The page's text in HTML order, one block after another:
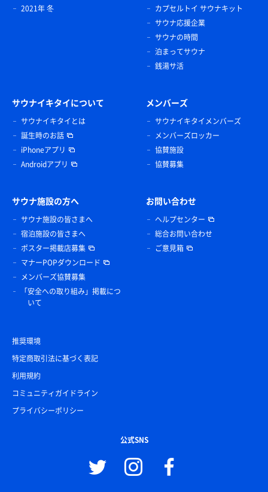
2021年 冬
カプセルトイ サウナキット
サウナ応援企業
サウナの時間
泊まってサウナ
銭湯サ活
サウナイキタイについて
サウナイキタイとは
誕生時のお話
iPhoneアプリ
Androidアプリ
メンバーズ
サウナイキタイメンバーズ
メンバーズロッカー
協賛施設
協賛募集
サウナ施設の方へ
サウナ施設の皆さまへ
宿泊施設の皆さまへ
ポスター掲載店募集
マナーPOPダウンロード
メンバーズ協賛募集
「安全への取り組み」掲載につ
いて
お問い合わせ
ヘルプセンター
総合お問い合わせ
ご意見箱
推奨環境
特定商取引法に基づく表記
利用規約
コミュニティガイドライン
プライバシーポリシー
公式SNS